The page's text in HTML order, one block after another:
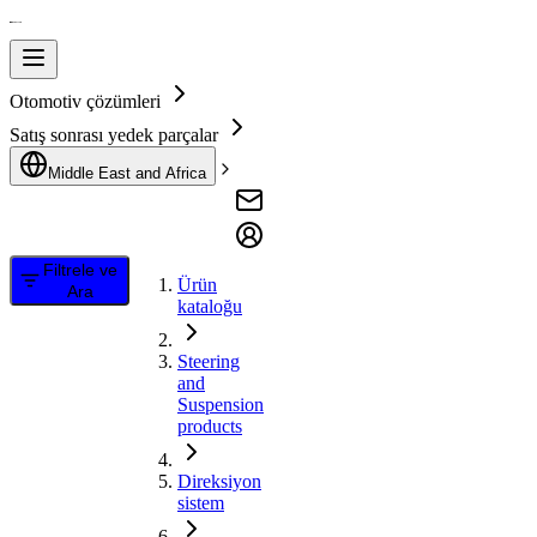
Otomotiv çözümleri
Satış sonrası yedek parçalar
Middle East and Africa
Filtrele ve
Ara
Ürün
kataloğu
Steering
and
Suspension
products
Direksiyon
sistem